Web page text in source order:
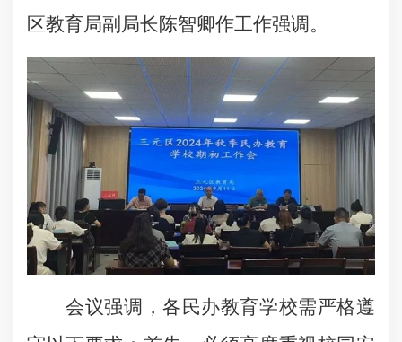
区教育局副局长陈智卿作工作强调。
会议强调，各民办教育学校需严格遵